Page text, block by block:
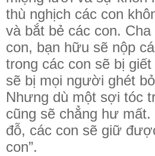
thù nghịch các con
và bắt bẻ các con.
con, bạn hữu sẽ nộp
trong các con sẽ bị
sẽ bị mọi người ghét
Nhưng dù một sợi tóc
cũng sẽ chẳng hư
đỗ, các con sẽ giữ
con”.